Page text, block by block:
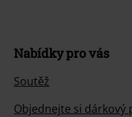
Nabídky pro vás
Soutěž
Objednejte si dárkový